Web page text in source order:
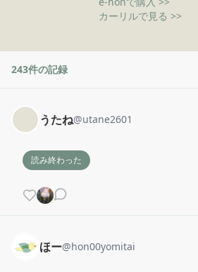
カーリルで見る >>
243件の記録
うたね@utane2601
読み終わった
ほー@hon00yomitai